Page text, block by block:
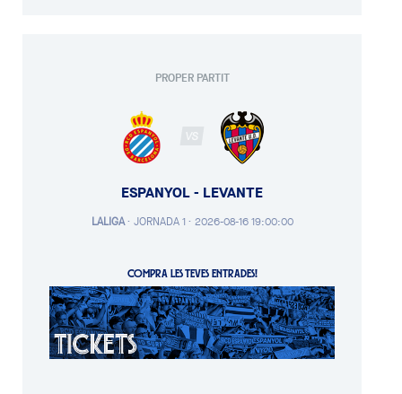
PROPER PARTIT
VS
ESPANYOL - LEVANTE
LALIGA· JORNADA 1 · 2026-08-16 19:00:00
COMPRA LES TEVES ENTRADES!